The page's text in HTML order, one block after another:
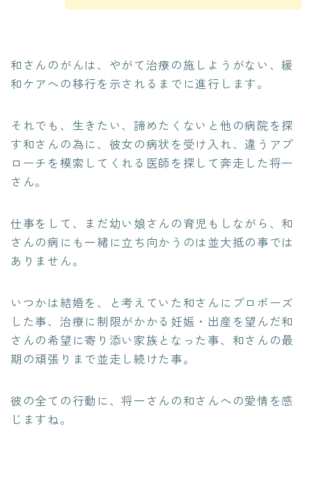
和さんのがんは、やがて治療の施しようがない、緩
和ケアへの移行を示されるまでに進行します。
それでも、生きたい、諦めたくないと他の病院を探
す和さんの為に、彼女の病状を受け入れ、違うアプ
ローチを模索してくれる医師を探して奔走した将一
さん。
仕事をして、まだ幼い娘さんの育児もしながら、和
さんの病にも一緒に立ち向かうのは並大抵の事では
ありません。
いつかは結婚を、と考えていた和さんにプロポーズ
した事、治療に制限がかかる妊娠・出産を望んだ和
さんの希望に寄り添い家族となった事、和さんの最
期の頑張りまで並走し続けた事。
彼の全ての行動に、将一さんの和さんへの愛情を感
じますね。